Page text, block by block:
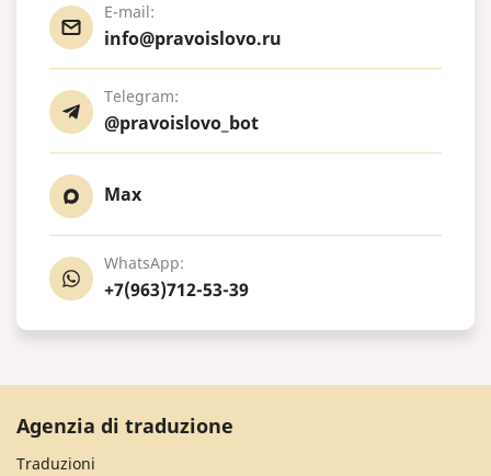
E-mail:
info@pravoislovo.ru
Telegram:
@pravoislovo_bot
Max
WhatsApp:
+7(963)712-53-39
Agenzia di traduzione
Traduzioni